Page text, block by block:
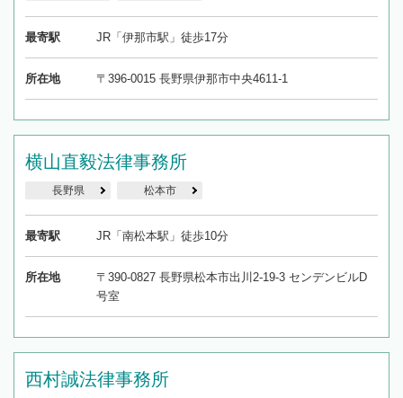
最寄駅 JR「伊那市駅」徒歩17分
所在地 〒396-0015 長野県伊那市中央4611-1
横山直毅法律事務所
長野県 松本市
最寄駅 JR「南松本駅」徒歩10分
所在地
〒390-0827 長野県松本市出川2-19-3 センデンビルD
号室
西村誠法律事務所